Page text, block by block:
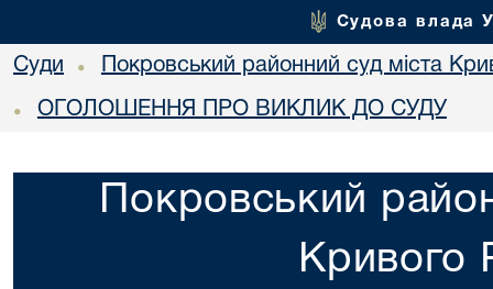
Судова влада
Суди • Покровський районний суд міста
• ОГОЛОШЕННЯ ПРО ВИКЛИК ДО СУДУ
Покровський
Кривого